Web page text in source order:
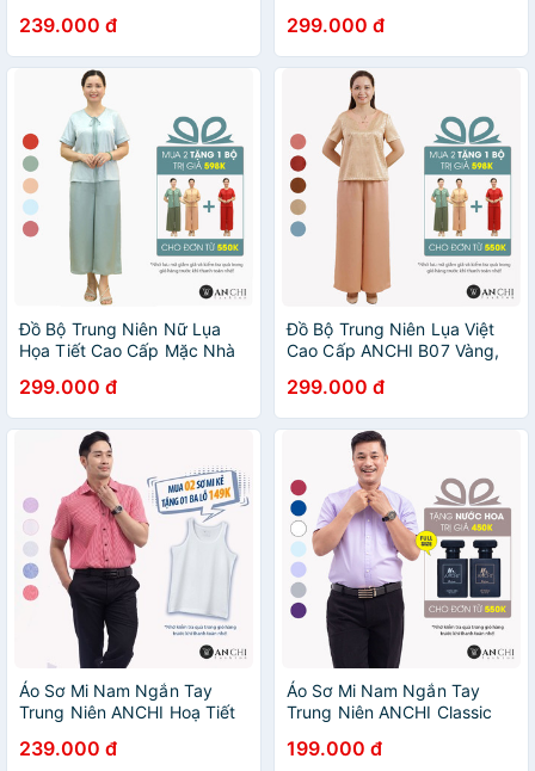
239.000 đ
Cho Mẹ
299.000 đ
Đồ Bộ Trung Niên Nữ Lụa
Họa Tiết Cao Cấp Mặc Nhà
B30 Xanh
299.000 đ
Đồ Bộ Trung Niên Lụa Việt
Cao Cấp ANCHI B07 Vàng,
Cho Mẹ
299.000 đ
Áo Sơ Mi Nam Ngắn Tay
Trung Niên ANCHI Hoạ Tiết
239.000 đ
Áo Sơ Mi Nam Ngắn Tay
Trung Niên ANCHI Classic
Cao Cấp
199.000 đ